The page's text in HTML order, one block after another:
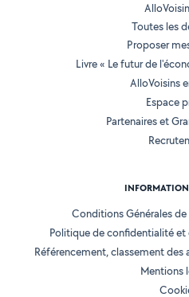
Toutes les
Proposer
Livre « Le futur de
AlloVoisins
Espace
Partenaires et
Conditions Générales
Politique de confidentialité et
Référencement, classement des
Mentions